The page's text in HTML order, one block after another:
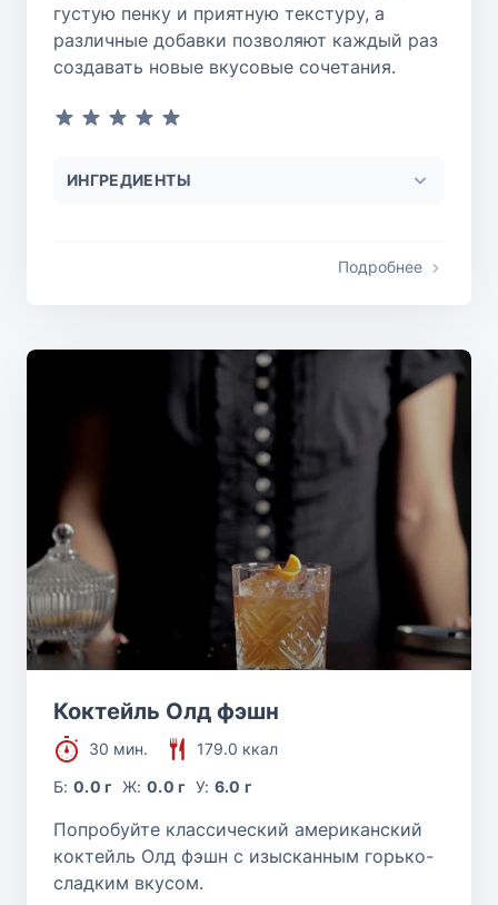
густую пенку и приятную текстуру, а
различные добавки позволяют каждый раз
создавать новые вкусовые сочетания.
ИНГРЕДИЕНТЫ
Подробнее
Коктейль Олд фэшн
30 мин.
179.0 ккал
Б:0.0 г Ж: 0.0 г У: 6.0 г
Попробуйте классический американский
коктейль Олд фэшн с изысканным горько-
сладким вкусом.